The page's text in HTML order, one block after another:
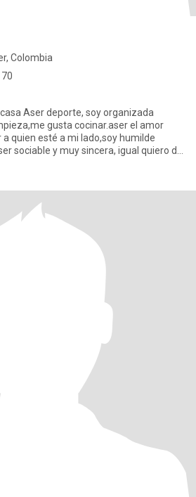
Colombia
Aser deporte, soy organizada
gusta cocinar.aser el amor
quien esté a mi lado,soy humilde
sociable y muy sincera, igual quiero de